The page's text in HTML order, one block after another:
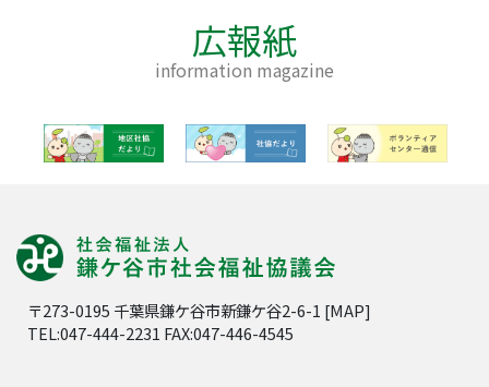
広報紙
information magazine
〒273-0195 千葉県鎌ケ谷市新鎌ケ谷2-6-1 [MAP]
TEL:047-444-2231 FAX:047-446-4545